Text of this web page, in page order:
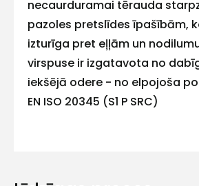
necaurduramai tērauda
pazoles pretslīdes īpašībām,
izturīga pret eļļām un
virspuse ir izgatavota no
iekšējā odere - no elpojoša
EN ISO 20345 (S1 P SRC)
E-pasts